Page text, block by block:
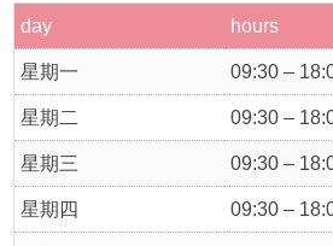
day hours
星期一 09:30 –
星期二 09:30 –
星期三 09:30 –
星期四 09:30 –